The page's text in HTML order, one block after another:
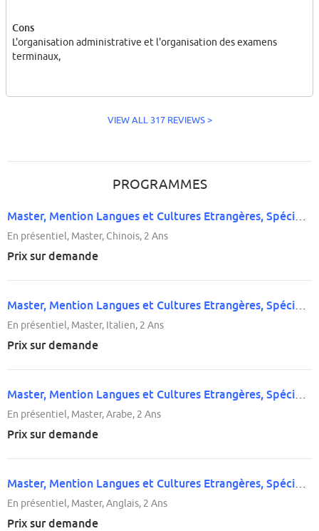
Cons
L'organisation administrative et l'organisation des examens
terminaux,
VIEW ALL 317 REVIEWS >
PROGRAMMES
En présentiel, Master, Chinois, 2 Ans
Prix sur demande
En présentiel, Master, Italien, 2 Ans
Prix sur demande
En présentiel, Master, Arabe, 2 Ans
Prix sur demande
En présentiel, Master, Anglais, 2 Ans
Prix sur demande